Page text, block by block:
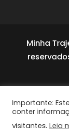
Minha
Importante:
conter
visitantes. Leia